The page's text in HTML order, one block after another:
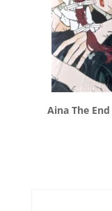
Aina The